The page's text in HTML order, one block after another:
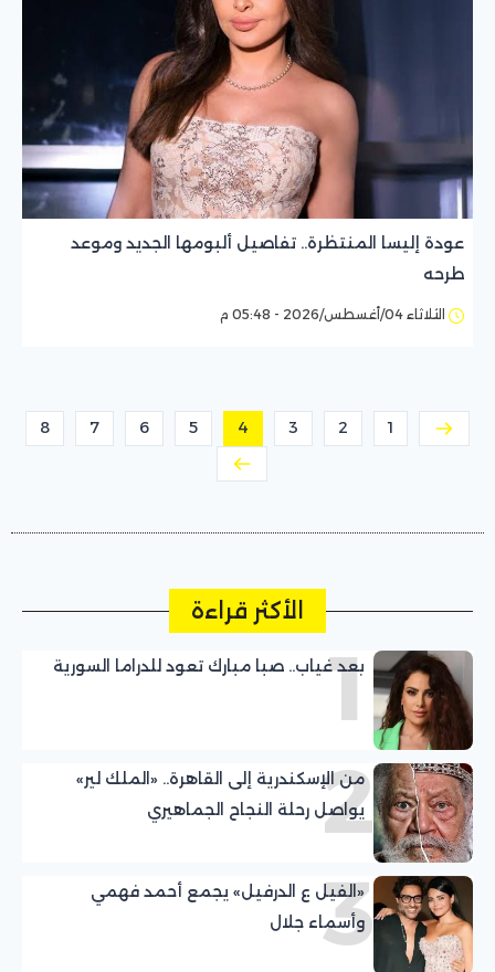
عودة إليسا المنتظرة.. تفاصيل ألبومها الجديد وموعد
طرحه
الثلاثاء 04/أغسطس/2026 - 05:48 م
1
2
3
4
5
6
7
8
الأكثر قراءة
1
بعد غياب.. صبا مبارك تعود للدراما السورية
2
من الإسكندرية إلى القاهرة.. «الملك لير»
يواصل رحلة النجاح الجماهيري
3
«الفيل ع الدرفيل» يجمع أحمد فهمي
وأسماء جلال